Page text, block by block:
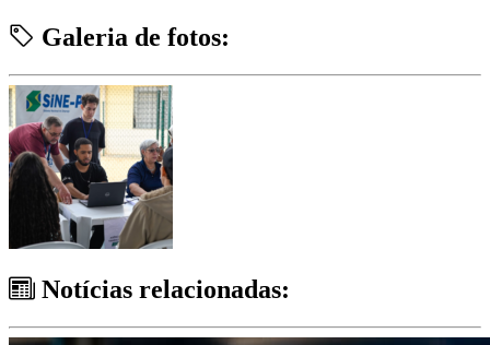
Galeria de fotos:
Notícias relacionadas: